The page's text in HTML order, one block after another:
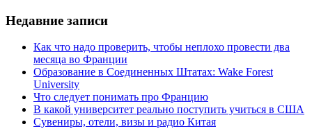
Недавние записи
Как что надо проверить, чтобы неплохо провести два
месяца во Франции
Образование в Соединенных Штатах: Wake Forest
University
Что следует понимать про Францию
В какой университет реально поступить учиться в США
Сувениры, отели, визы и радио Китая